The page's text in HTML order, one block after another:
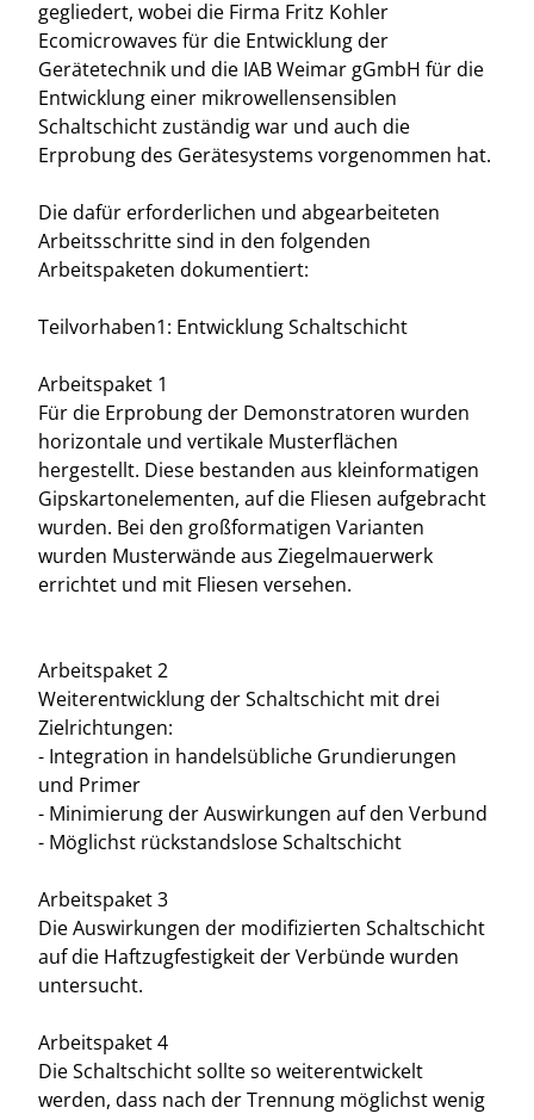
gegliedert, wobei die Firma Fritz Kohler
Ecomicrowaves für die Entwicklung der
Gerätetechnik und die IAB Weimar gGmbH für die
Entwicklung einer mikrowellensensiblen
Schaltschicht zuständig war und auch die
Erprobung des Gerätesystems vorgenommen hat.
Die dafür erforderlichen und abgearbeiteten
Arbeitsschritte sind in den folgenden
Arbeitspaketen dokumentiert:
Teilvorhaben1: Entwicklung Schaltschicht
Arbeitspaket 1
Für die Erprobung der Demonstratoren wurden
horizontale und vertikale Musterflächen
hergestellt. Diese bestanden aus kleinformatigen
Gipskartonelementen, auf die Fliesen aufgebracht
wurden. Bei den großformatigen Varianten
wurden Musterwände aus Ziegelmauerwerk
errichtet und mit Fliesen versehen.
Arbeitspaket 2
Weiterentwicklung der Schaltschicht mit drei
Zielrichtungen:
- Integration in handelsübliche Grundierungen
und Primer
- Minimierung der Auswirkungen auf den Verbund
- Möglichst rückstandslose Schaltschicht
Arbeitspaket 3
Die Auswirkungen der modifizierten Schaltschicht
auf die Haftzugfestigkeit der Verbünde wurden
untersucht.
Arbeitspaket 4
Die Schaltschicht sollte so weiterentwickelt
werden, dass nach der Trennung möglichst wenig